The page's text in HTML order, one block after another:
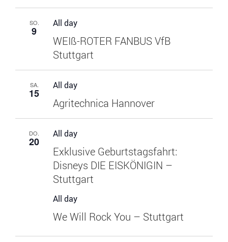
SO.
9
All day
WEIß-ROTER FANBUS VfB
Stuttgart
SA.
15
All day
Agritechnica Hannover
DO.
20
All day
Exklusive Geburtstagsfahrt:
Disneys DIE EISKÖNIGIN –
Stuttgart
All day
We Will Rock You – Stuttgart